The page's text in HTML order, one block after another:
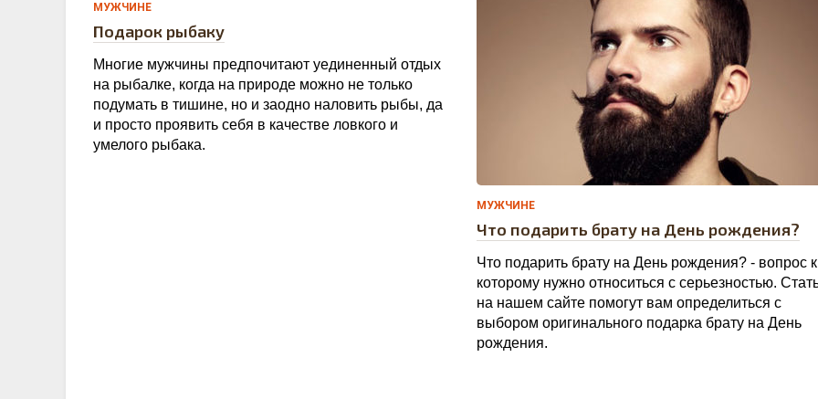
МУЖЧИНЕ
Подарок рыбаку
Многие мужчины предпочитают уединенный отдых
на рыбалке, когда на природе можно не только
подумать в тишине, но и заодно наловить рыбы, да
и просто проявить себя в качестве ловкого и
умелого рыбака.
0
МУЖЧИНЕ
Что подарить брату на День рождения?
Что подарить брату на День рождения? - вопрос к
которому нужно относиться с серьезностью.
на нашем сайте помогут вам определиться с
выбором оригинального подарка брату на День
рождения.